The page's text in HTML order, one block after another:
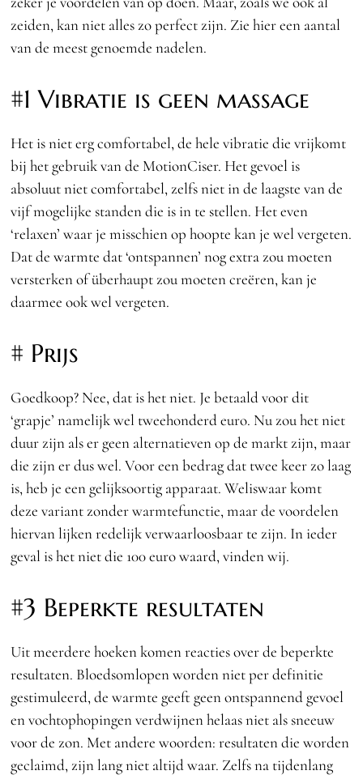
zeiden, kan niet alles zo perfect zijn. Zie hier een aantal
van de meest genoemde nadelen.
#1 Vibratie is geen massage
Het is niet erg comfortabel, de hele vibratie die vrijkomt
bij het gebruik van de MotionCiser. Het gevoel is
absoluut niet comfortabel, zelfs niet in de laagste van de
vijf mogelijke standen die is in te stellen. Het even
‘relaxen’ waar je misschien op hoopte kan je wel vergeten.
Dat de warmte dat ‘ontspannen’ nog extra zou moeten
versterken of überhaupt zou moeten creëren, kan je
daarmee ook wel vergeten.
# Prijs
Goedkoop? Nee, dat is het niet. Je betaald voor dit
‘grapje’ namelijk wel tweehonderd euro. Nu zou het niet
duur zijn als er geen alternatieven op de markt zijn, maar
die zijn er dus wel. Voor een bedrag dat twee keer zo laag
is, heb je een gelijksoortig apparaat. Weliswaar komt
deze variant zonder warmtefunctie, maar de voordelen
hiervan lijken redelijk verwaarloosbaar te zijn. In ieder
geval is het niet die 100 euro waard, vinden wij.
#3 Beperkte resultaten
Uit meerdere hoeken komen reacties over de beperkte
resultaten. Bloedsomlopen worden niet per definitie
gestimuleerd, de warmte geeft geen ontspannend gevoel
en vochtophopingen verdwijnen helaas niet als sneeuw
voor de zon. Met andere woorden: resultaten die worden
geclaimd, zijn lang niet altijd waar. Zelfs na tijdenlang